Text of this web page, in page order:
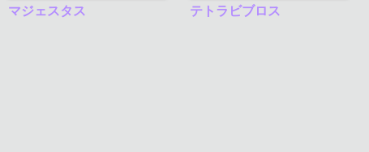
マジェスタス テトラビブロス